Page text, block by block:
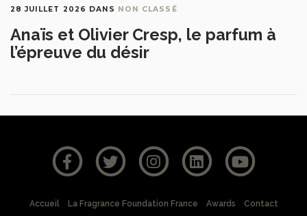
28 JUILLET 2026 DANS NON CLASSÉ
Anaïs et Olivier Cresp, le parfum à
l’épreuve du désir
Accueil La Fragrance Foundation France Awards Contact